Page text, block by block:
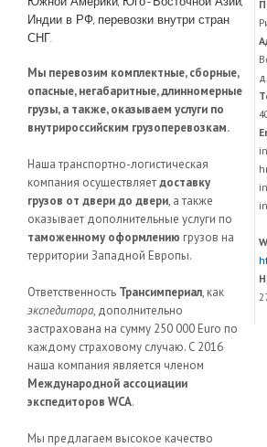
Индии в РФ, перевозки внутри стран
СНГ.
Мы перевозим комплектные, сборные,
опасные, негабаритные, длинномерные
грузы, а также, оказываем услуги по
внутрироссийским грузоперевозкам.
Наша транспортно-логистическая
компания осуществляетдоставку
грузов от двери до двери, а также
оказывает дополнительные услуги по
таможенному оформлению грузов на
территории Западной Европы.
Ответственность Трансимпериал, как
экспедитора, дополнительно
застрахована на сумму 250 000 Euro по
каждому страховому случаю. C 2016
наша компания является членом
Международной ассоциации
экспедиторов WCA.
Мы предлагаем высокое качество